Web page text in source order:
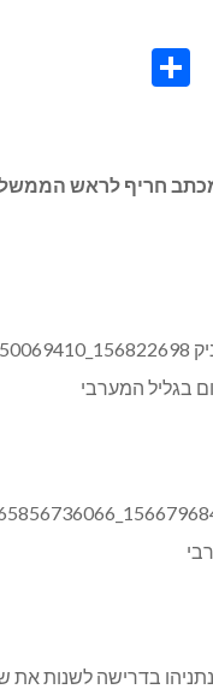
חריף לראש הממשלה
בדרישה לשנות את